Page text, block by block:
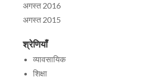
अगस्त 2016
अगस्त 2015
श्रेणियाँ
व्यावसायिक
शिक्षा